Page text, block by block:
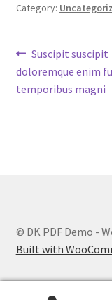
Category:
Post
navigation
Previous
post:
Suscipit suscipit
doloremque enim
temporibus magni
© DK PDF Demo -
Built with